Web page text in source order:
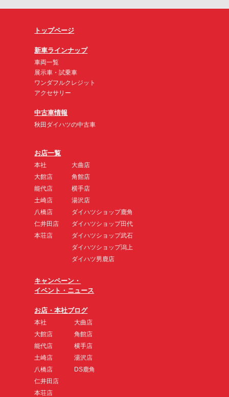
トップページ
新車ラインナップ
車両一覧
展示車・試乗車
ワンダフルクレジット
アクセサリー
中古車情報
秋田ダイハツの中古車
お店一覧
本社
大館店
能代店
土崎店
八橋店
仁井田店
本荘店
大曲店
角館店
横手店
湯沢店
ダイハツショップ鹿角
ダイハツショップ田代
ダイハツショップ武石
ダイハツショップ潟上
ダイハツ男鹿店
キャンペーン・
イベント・ニュース
お店・本社ブログ
本社
大館店
能代店
土崎店
八橋店
仁井田店
本荘店
大曲店
角館店
横手店
湯沢店
DS鹿角